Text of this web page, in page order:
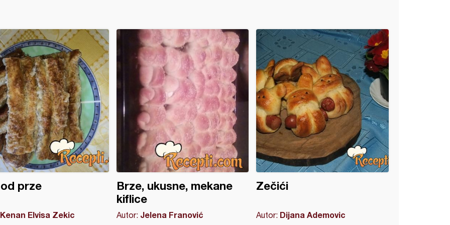
prze
Kenan Elvisa Zekic
Brze, ukusne, mekane
kiflice
Autor: Jelena Franović
Zečići
Autor: Dijana Ademovic